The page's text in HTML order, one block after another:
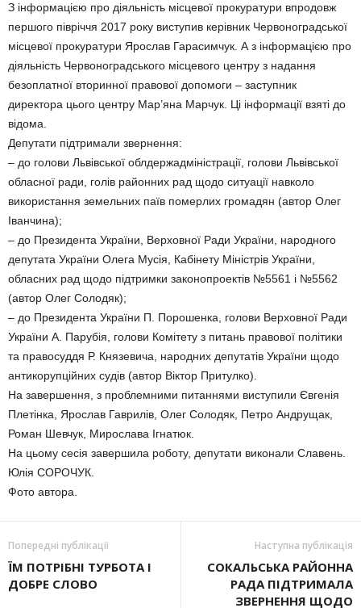
З інформацією про діяльність місцевої прокуратури впродовж
першого півріччя 2017 року виступив керівник Червоноградської
місцевої прокуратури Ярослав Гарасимчук. А з інформацією про
діяльність Червоноградського місцевого центру з надання
безоплатної вторинної правової допомоги – заступник
директора цього центру Мар’яна Марчук. Ці інформації взяті до
відома.
Депутати підтримали звернення:
– до голови Львівської облдержадміністрації, голови Львівської
обласної ради, голів районних рад щодо ситуації навколо
використання земельних паїв померлих громадян (автор Олег
Іванчина);
– до Президента України, Верховної Ради України, народного
депутата України Олега Мусія, Кабінету Міністрів України,
обласних рад щодо підтримки законопроектів №5561 і №5562
(автор Олег Солодяк);
– до Президента України П. Порошенка, голови Верховної Ради
України А. Парубія, голови Комітету з питань правової політики
та правосуддя Р. Князевича, народних депутатів України щодо
антикорупційних судів (автор Віктор Притулко).
На завершення, з проблемними питаннями виступили Євгенія
Плетінка, Ярослав Гаврилів, Олег Солодяк, Петро Андрущак,
Роман Шевчук, Мирослава Ігнатюк.
На цьому сесія завершила роботу, депутати виконали Славень.
Юлія СОРОЧУК.
Фото автора.
Попередні публікації
ЇМ ПОТРІБНІ ТУРБОТА І
ДОБРЕ СЛОВО
Наступна публікація
СОКАЛЬСЬКА РАЙОННА
РАДА ПІДТРИМАЛА
ЗВЕРНЕННЯ ЩОДО